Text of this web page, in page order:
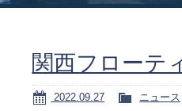
関西フローテ
2022.09.27 ニュース